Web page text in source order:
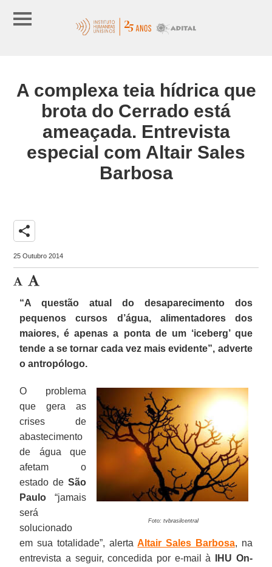
A complexa teia hídrica que
brota do Cerrado está
ameaçada. Entrevista
especial com Altair Sales
Barbosa
share
25 Outubro 2014
“A questão atual do desaparecimento dos
pequenos cursos d’água, alimentadores dos
maiores, é apenas a ponta de um ‘iceberg’ que
tende a se tornar cada vez mais evidente”, adverte
o antropólogo.
Foto: tvbrasilcentral
O problema
que gera as
crises de
abastecimento
de água que
afetam o
estado de São
Paulo “jamais
será
solucionado
em sua totalidade”, alertaAltair Sales Barbosa, na
entrevista a seguir, concedida por e-mail à
IHU On-